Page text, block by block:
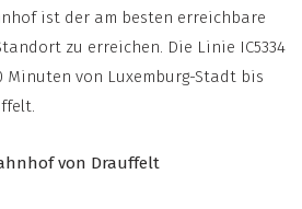
ist der am besten erreichbare
zu erreichen. Die Linie IC5334
Minuten von Luxemburg-Stadt bis
von Drauffelt